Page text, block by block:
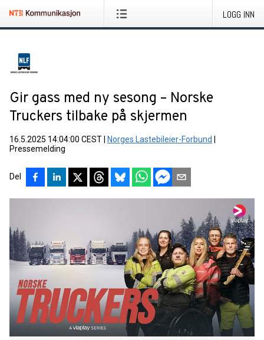
LOGG INN
Gir gass med ny sesong – Norske
Truckers tilbake på skjermen
16.5.2025 14:04:00 CEST Norges Lastebileier-Forbund
Pressemelding
Del